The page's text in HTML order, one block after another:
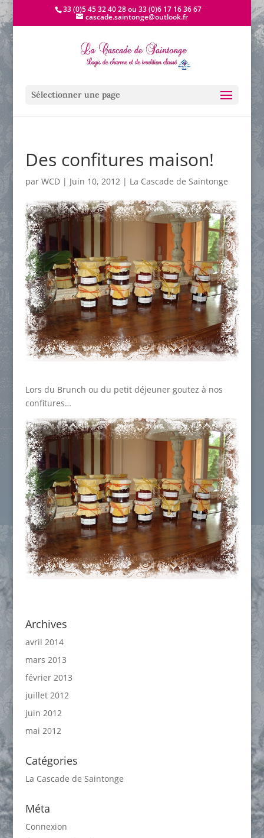
33 (0)5 45 32 40 28 ou 33 (0)6 17 16 36 67
cascade.saintonge@outlook.fr
Sélectionner une page
Des confitures maison!
par WCD| Juin 10, 2012| La Cascade de Saintonge
Lors du Brunch ou du petit déjeuner goutez à nos
confitures…
Archives
avril 2014
mars 2013
février 2013
juillet 2012
juin 2012
mai 2012
Catégories
La Cascade de Saintonge
Méta
Connexion